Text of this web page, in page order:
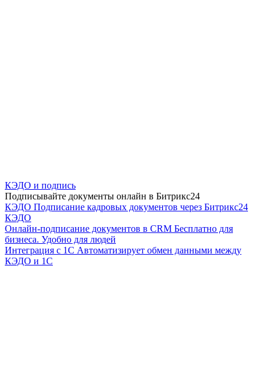
КЭДО и подпись
Подписывайте документы онлайн в Битрикс24
КЭДО Подписание кадровых документов через Битрикс24
КЭДО
Онлайн-подписание документов в CRM Бесплатно для
бизнеса. Удобно для людей
Интеграция с 1С Автоматизирует обмен данными между
КЭДО и 1С